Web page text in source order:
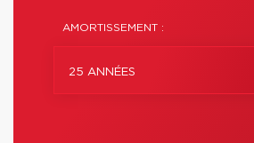
AMORTISSEMENT :
25 ANNÉES